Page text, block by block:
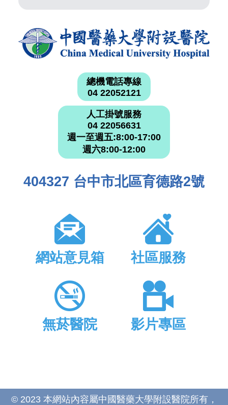
總機電話專線
04 22052121
人工掛號服務
04 22056631
週一至週五:8:00-17:00
週六8:00-12:00
404327 台中市北區育德路2號
網站意見箱 社區服務
無菸醫院 影片專區
© 2023 本網站內容屬中國醫藥大學附設醫院所有，